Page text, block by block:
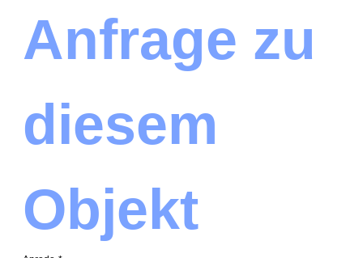
Anfrage zu
diesem
Objekt